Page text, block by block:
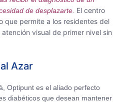
de desplazarte. El centro
que permite a los residentes del
visual de primer nivel sin
Azar
Optipunt es el aliado perfecto
diabéticos que desean mantener